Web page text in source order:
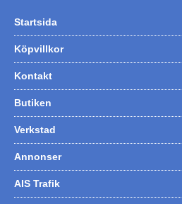
Startsida
Köpvillkor
Kontakt
Butiken
Verkstad
Annonser
AIS Trafik